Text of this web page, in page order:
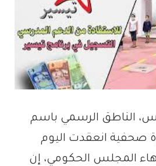
الناطق الرسمي باسم
صحفية انعقدت اليوم
المجلس الحكومي، إن